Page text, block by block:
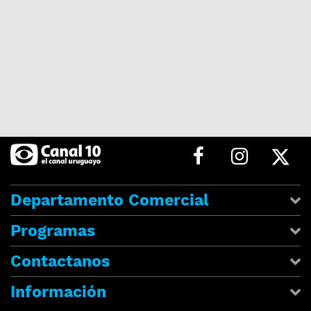
Departamento Comercial
Programas
Contactanos
Información